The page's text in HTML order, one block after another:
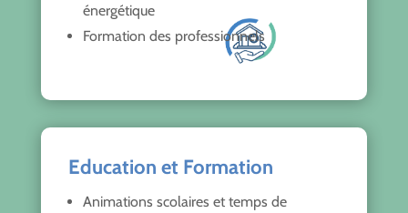
énergétique
Formation des professionnels
Education et Formation
Animations scolaires et temps de